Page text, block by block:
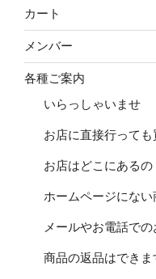
カート
メンバー
各種ご案内
いらっしゃいませ
お店に直接行って
お店はどこにあるの
ホームページにな
メールやお電話で
商品の返品はできま